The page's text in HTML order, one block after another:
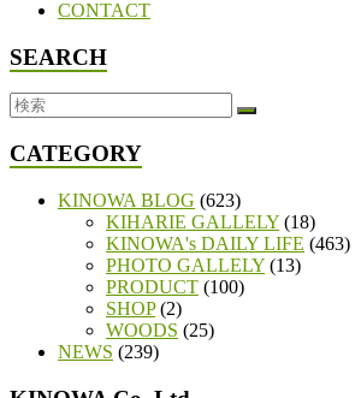
CONTACT
SEARCH
CATEGORY
KINOWA BLOG (623)
KIHARIE GALLELY (18)
KINOWA's DAILY LIFE (463)
PHOTO GALLELY (13)
PRODUCT (100)
SHOP(2)
WOODS (25)
NEWS (239)